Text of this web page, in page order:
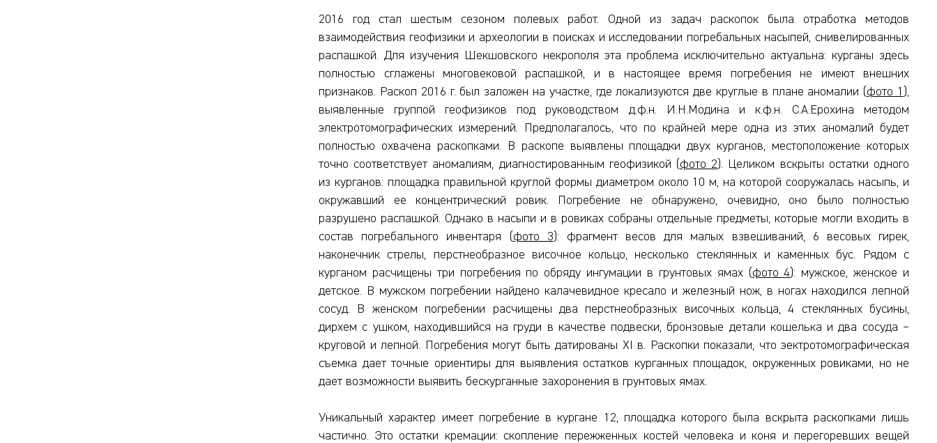
2016 год стал шестым сезоном полевых работ. Одной из задач раскопок была отработка методов
взаимодействия геофизики и археологии в поисках и исследовании погребальных насыпей, снивелированных
распашкой. Для изучения Шекшовского некрополя эта проблема исключительно актуальна: курганы здесь
полностью сглажены многовековой распашкой, и в настоящее время погребения не имеют внешних
признаков. Раскоп 2016 г. был заложен на участке, где локализуются две круглые в плане аномалии (фото 1 ),
выявленные группой геофизиков под руководством д.ф.н. И.Н.Модина и к.ф.н. С.А.Ерохина методом
электротомографических измерений. Предполагалось, что по крайней мере одна из этих аномалий будет
полностью охвачена раскопками. В раскопе выявлены площадки двух курганов, местоположение которых
точно соответствует аномалиям, диагностированным геофизикой (фото 2). Целиком вскрыты остатки одного
из курганов: площадка правильной круглой формы диаметром около 10 м, на которой сооружалась насыпь, и
окружавший ее концентрический ровик. Погребение не обнаружено, очевидно, оно было полностью
разрушено распашкой. Однако в насыпи и в ровиках собраны отдельные предметы, которые могли входить в
состав погребального инвентаря (фото 3): фрагмент весов для малых взвешиваний, 6 весовых гирек,
наконечник стрелы, перстнеобразное височное кольцо, несколько стеклянных и каменных бус. Рядом с
курганом расчищены три погребения по обряду ингумации в грунтовых ямах (фото 4): мужское, женское и
детское. В мужском погребении найдено калачевидное кресало и железный нож, в ногах находился лепной
сосуд. В женском погребении расчищены два перстнеобразных височных кольца, 4 стеклянных бусины,
дирхем с ушком, находившийся на груди в качестве подвески, бронзовые детали кошелька и два сосуда –
круговой и лепной. Погребения могут быть датированы XI в. Раскопки показали, что эектротомографическая
съемка дает точные ориентиры для выявления остатков курганных площадок, окруженных ровиками, но не
дает возможности выявить бескурганные захоронения в грунтовых ямах.
Уникальный характер имеет погребение в кургане 12, площадка которого была вскрыта раскопками лишь
частично. Это остатки кремации: скопление пережженных костей человека и коня и перегоревших вещей